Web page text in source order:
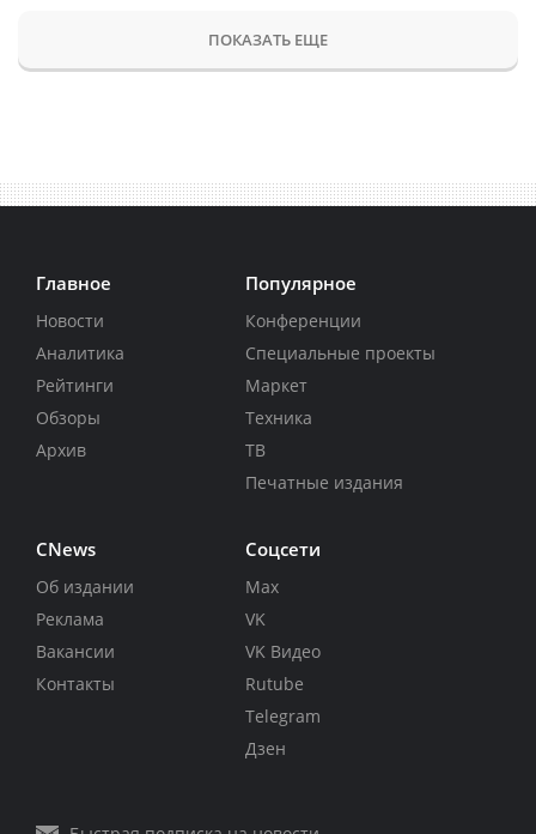
ПОКАЗАТЬ ЕЩЕ
Главное
Новости
Аналитика
Рейтинги
Обзоры
Архив
Популярное
Конференции
Специальные проекты
Маркет
Техника
ТВ
Печатные издания
CNews
Об издании
Реклама
Вакансии
Контакты
Соцсети
Max
VK
VK Видео
Rutube
Telegram
Дзен